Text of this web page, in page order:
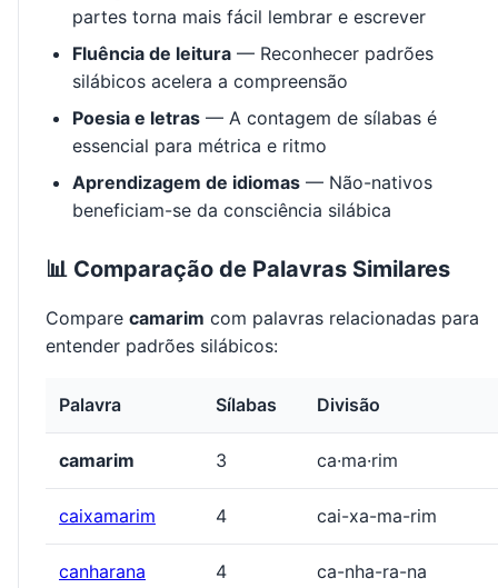
partes torna mais fácil lembrar e escrever
Fluência de leitura — Reconhecer padrões
silábicos acelera a compreensão
Poesia e letras — A contagem de sílabas é
essencial para métrica e ritmo
Aprendizagem de idiomas — Não-nativos
beneficiam-se da consciência silábica
📊 Comparação de Palavras Similares
Compare camarim com palavras relacionadas para
entender padrões silábicos:
Palavra Sílabas Divisão
camarim 3 ca·ma·rim
caixamarim 4 cai-xa-ma-rim
canharana 4 ca-nha-ra-na